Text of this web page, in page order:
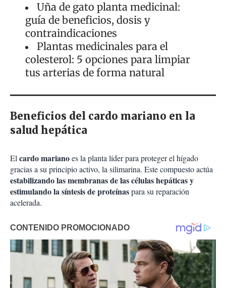
Uña de gato planta medicinal:
guía de beneficios, dosis y
contraindicaciones
Plantas medicinales para el
colesterol: 5 opciones para limpiar
tus arterias de forma natural
Beneficios del cardo mariano en la
salud hepática
Elcardo marianoes la planta líder para proteger el hígado
gracias a su principio activo, la silimarina. Este compuesto actúa
estabilizando las membranas de las células hepáticas y
estimulando la síntesis de proteínaspara su reparación
acelerada.